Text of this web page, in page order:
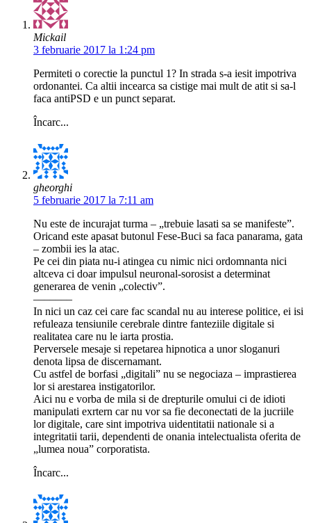
Mickail
3 februarie 2017 la 1:24 pm
Permiteti o corectie la punctul 1? In strada s-a iesit impotriva
ordonantei. Ca altii incearca sa cistige mai mult de atit si sa-l
faca antiPSD e un punct separat.
Încarc...
gheorghi
5 februarie 2017 la 7:11 am
Nu este de incurajat turma – „trebuie lasati sa se manifeste”.
Oricand este apasat butonul Fese-Buci sa faca panarama, gata
– zombii ies la atac.
Pe cei din piata nu-i atingea cu nimic nici ordomnanta nici
altceva ci doar impulsul neuronal-sorosist a determinat
generarea de venin „colectiv”.
–––––––
In nici un caz cei care fac scandal nu au interese politice, ei isi
refuleaza tensiunile cerebrale dintre fanteziile digitale si
realitatea care nu le iarta prostia.
Perversele mesaje si repetarea hipnotica a unor sloganuri
denota lipsa de discernamant.
Cu astfel de borfasi „digitali” nu se negociaza – imprastierea
lor si arestarea instigatorilor.
Aici nu e vorba de mila si de drepturile omului ci de idioti
manipulati exrtern car nu vor sa fie deconectati de la jucriile
lor digitale, care sint impotriva uidentitatii nationale si a
integritatii tarii, dependenti de onania intelectualista oferita de
„lumea noua” corporatista.
Încarc...